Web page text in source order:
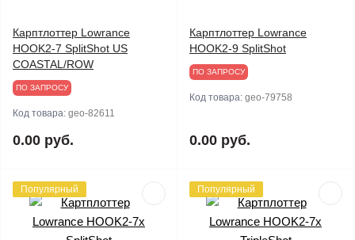
Карптлоттер Lowrance
HOOK2-7 SplitShot US
COASTAL/ROW
ПО ЗАПРОСУ
Код товара: geo-82611
0.00 руб.
Карптлоттер Lowrance
HOOK2-9 SplitShot
ПО ЗАПРОСУ
Код товара: geo-79758
0.00 руб.
Популярный Популярный